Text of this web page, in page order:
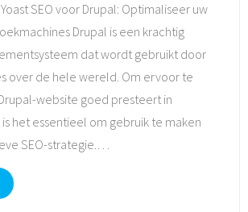
SEO voor Drupal: Optimaliseer uw
Drupal is een krachtig
dat wordt gebruikt door
over de hele wereld. Om ervoor te
website goed presteert in
het essentieel om gebruik te maken
SEO-strategie.…